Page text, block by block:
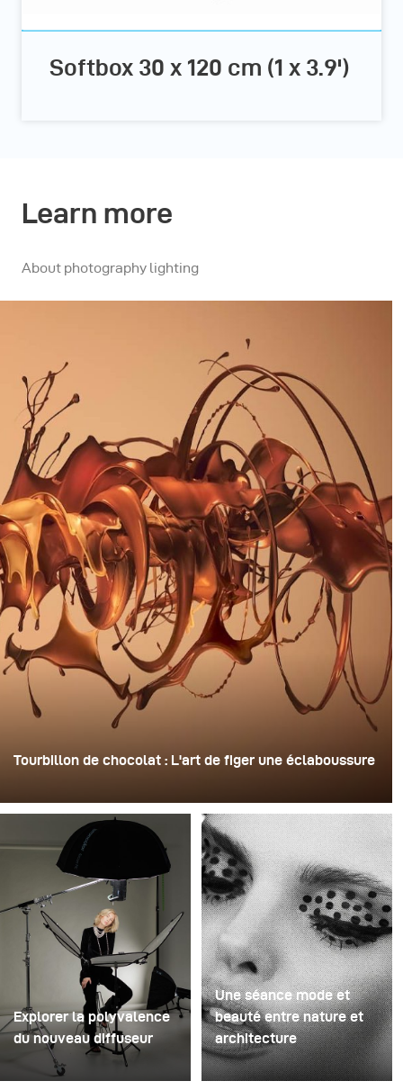
Softbox 30 x 120 cm (1 x 3.9')
Learn more
About photography lighting
Tourbillon de chocolat : L'art de figer une éclaboussure
à champagne jetables en plastique bon marché. Il en a
retiré les pieds, percé un trou au centre de chacune
d'elles, puis les a empilées sur une perceuse. Cela a
créé une structure rotative à plusieurs niveaux capable
de retenir le liquide avant de le libérer.
Explorer la polyvalence
du nouveau diffuseur
Certaines séances photo
Une séance mode et
beauté entre nature et
architecture
Pour ce projet, nous